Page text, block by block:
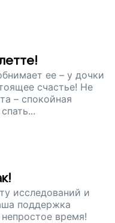
ее – у дочки
счастье! Не
– спокойная
исследований и
поддержка
время!